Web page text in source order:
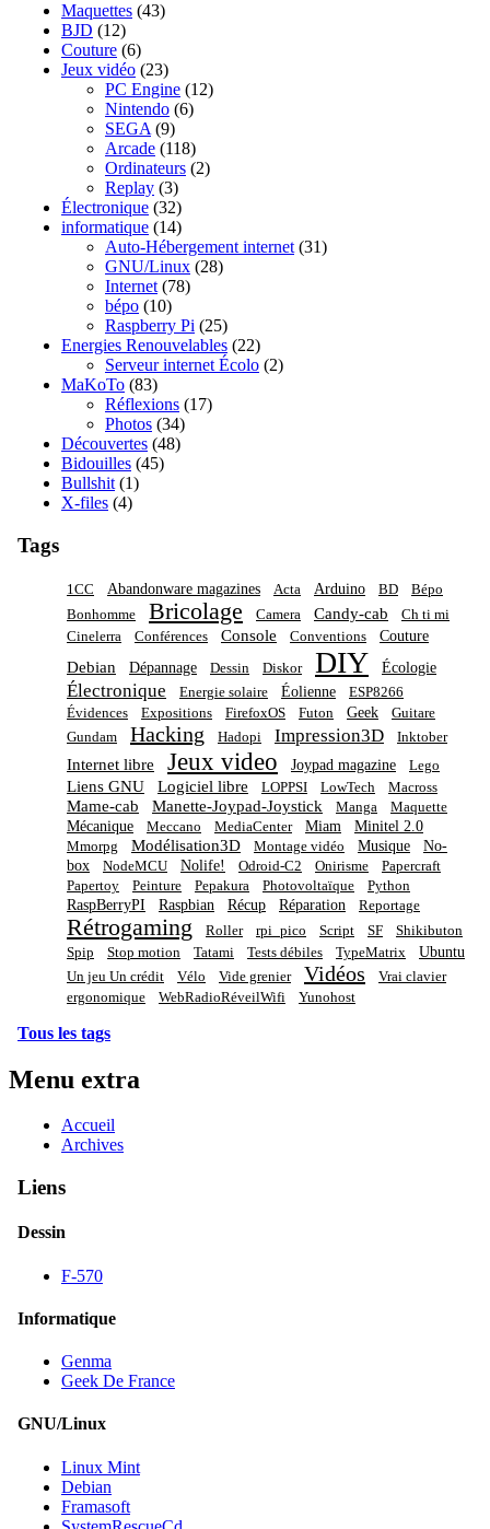
Maquettes (43)
BJD (12)
Couture (6)
Jeux vidéo (23)
PC Engine (12)
Nintendo (6)
SEGA (9)
Arcade (118)
Ordinateurs (2)
Replay (3)
Électronique (32)
informatique (14)
Auto-Hébergement internet (31)
GNU/Linux (28)
Internet (78)
bépo (10)
Raspberry Pi (25)
Energies Renouvelables (22)
Serveur internet Écolo (2)
MaKoTo (83)
Réflexions (17)
Photos (34)
Découvertes (48)
Bidouilles (45)
Bullshit (1)
X-files (4)
Tags
1CC Abandonware magazines Acta Arduino BD
Bépo
Bonhomme
Bricolage Camera Candy-cab
Ch ti mi
Cinelerra
Conférences Console Conventions Couture
Debian Dépannage Dessin Diskor DIY Écologie
Électronique Energie solaire Éolienne
ESP8266
Évidences
Expositions FirefoxOS Futon Geek
Guitare
Gundam
Hacking Hadopi Impression3D Inktober
Internet libre Jeux video Joypad magazine Lego
Liens GNU Logiciel libre LOPPSI LowTech Macross
Mame-cab Manette-Joypad-Joystick Manga Maquette
Mécanique Meccano MediaCenter Miam Minitel 2.0
Mmorpg Modélisation3D Montage vidéo Musique
No-
box
NodeMCU Nolife! Odroid-C2 Onirisme
Papercraft
Papertoy
Peinture Pepakura Photovoltaïque Python
RaspBerryPI Raspbian Récup Réparation Reportage
Rétrogaming Roller rpi_pico Script SF
Shikibuton
Spip
Stop motion Tatami Tests débiles TypeMatrix Ubuntu
Un jeu Un crédit Vélo Vide grenier Vidéos
Vrai clavier
ergonomique
WebRadioRéveilWifi Yunohost
Tous les tags
Menu extra
Accueil
Archives
Liens
Dessin
F-570
Informatique
Genma
Geek De France
GNU/Linux
Linux Mint
Debian
Framasoft